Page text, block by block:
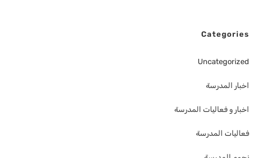
Categories
Uncategorized
اخبار المدرسة
اخبار و فعاليات المدرسة
فعاليات المدرسة